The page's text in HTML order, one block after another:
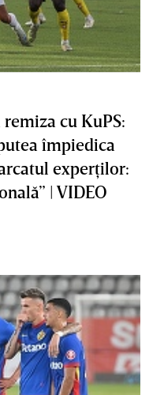
cu KuPS:
împiedica
experţilor:
| VIDEO